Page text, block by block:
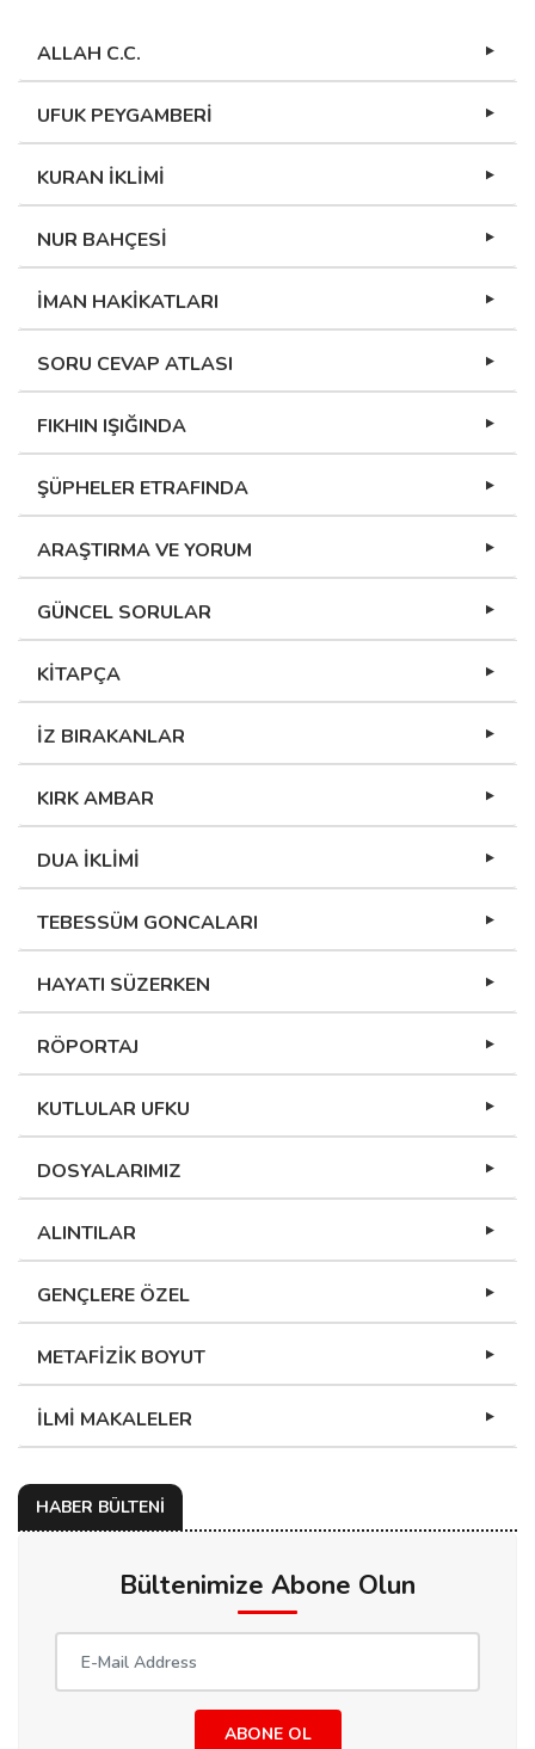
ALLAH C.C.
UFUK PEYGAMBERİ
KURAN İKLİMİ
NUR BAHÇESİ
İMAN HAKİKATLARI
SORU CEVAP ATLASI
FIKHIN IŞIĞINDA
ŞÜPHELER ETRAFINDA
ARAŞTIRMA VE YORUM
GÜNCEL SORULAR
KİTAPÇA
İZ BIRAKANLAR
KIRK AMBAR
DUA İKLİMİ
TEBESSÜM GONCALARI
HAYATI SÜZERKEN
RÖPORTAJ
KUTLULAR UFKU
DOSYALARIMIZ
ALINTILAR
GENÇLERE ÖZEL
METAFİZİK BOYUT
İLMİ MAKALELER
HABER BÜLTENİ
Bültenimize Abone Olun
ABONE OL